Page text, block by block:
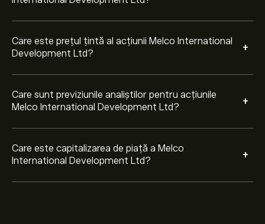
Care este prețul țintă al acțiunii Melco International
Development Ltd?
+
Care sunt previziunile analiștilor pentru acțiunile
Melco International Development Ltd?
+
Care este capitalizarea de piață a Melco
International Development Ltd?
+